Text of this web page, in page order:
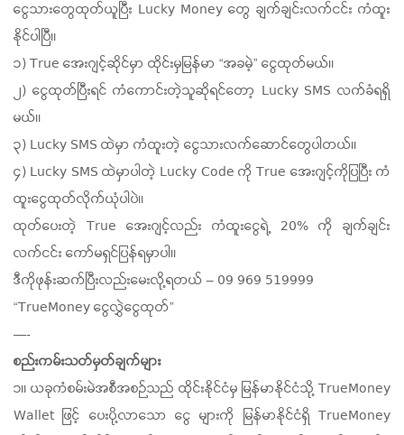
ငွေသားတွေထုတ်ယူပြီး Lucky Money တွေ ချက်ချင်းလက်ငင်း ကံထူး
နိုင်ပါပြီ။
၁) True အေးဂျင့်ဆိုင်မှာ ထိုင်းမှမြန်မာ “အခမဲ့” ငွေထုတ်မယ်။
၂) ငွေထုတ်ပြီးရင် ကံကောင်းတဲ့သူဆိုရင်တော့ Lucky SMS လက်ခံရရှိ
မယ်။
၃) Lucky SMS ထဲမှာ ကံထူးတဲ့ ငွေသားလက်ဆောင်တွေပါတယ်။
၄) Lucky SMS ထဲမှာပါတဲ့ Lucky Code ကို True အေးဂျင့်ကိုပြပြီး ကံ
ထူးငွေထုတ်လိုက်ယုံပါပဲ။
ထုတ်ပေးတဲ့ True အေးဂျင့်လည်း ကံထူးငွေရဲ့ 20% ကို ချက်ချင်း
လက်ငင်း ကော်မရှင်ပြန်ရမှာပါ။
ဒီကိုဖုန်းဆက်ပြီးလည်းမေးလို့ရတယ် – 09 969 519999
“TrueMoney ငွေလွှဲငွေထုတ်”
—-
စည်းကမ်းသတ်မှတ်ချက်များ
၁။ ယခုကံစမ်းမဲအစီအစဉ်သည် ထိုင်းနိုင်ငံမှ မြန်မာနိုင်ငံသို့ TrueMoney
Wallet ဖြင့် ပေးပို့လာသော ငွေ များကို မြန်မာနိုင်ငံရှိ TrueMoney